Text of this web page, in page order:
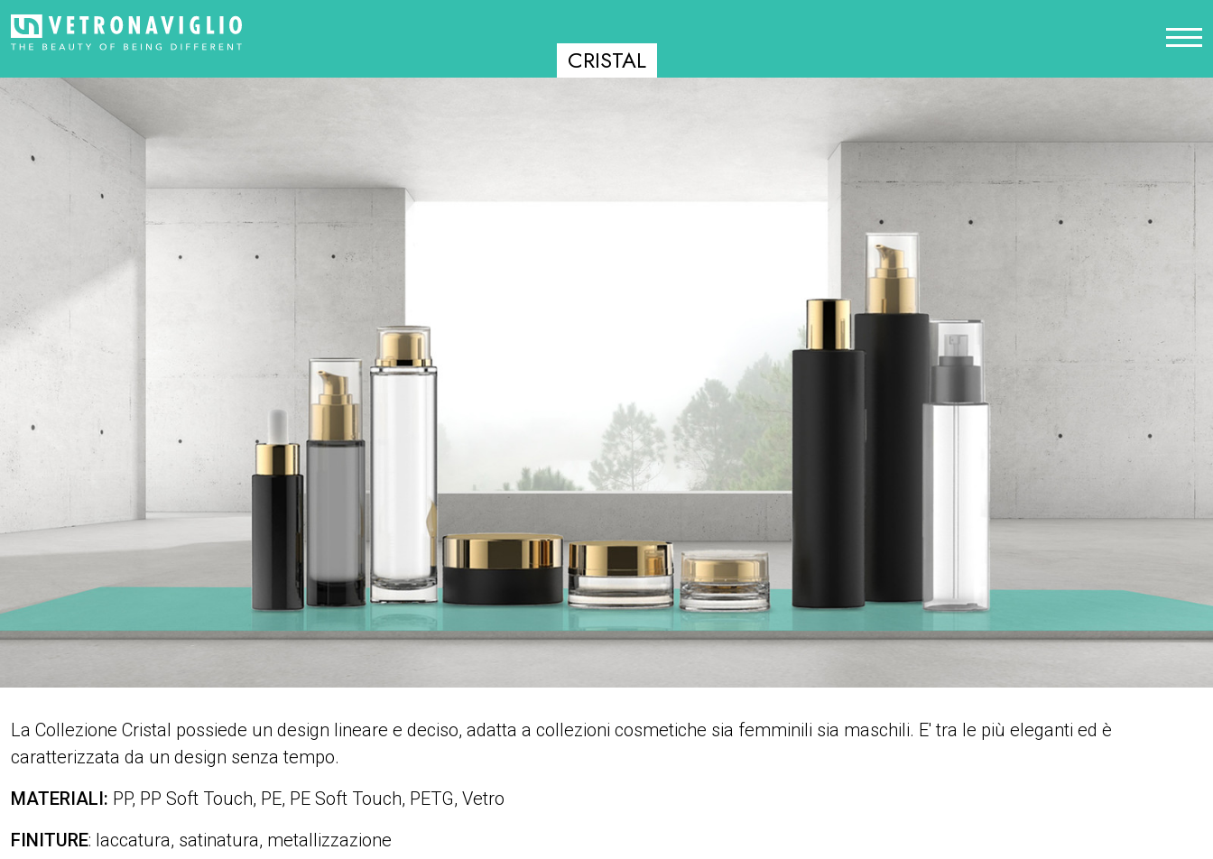
CRISTAL
La Collezione Cristal possiede un design lineare e deciso, adatta a collezioni cosmetiche sia femminili sia maschili. E' tra le più eleganti ed è
caratterizzata da un design senza tempo.
MATERIALI: PP, PP Soft Touch, PE, PE Soft Touch, PETG, Vetro
FINITURE: laccatura, satinatura, metallizzazione